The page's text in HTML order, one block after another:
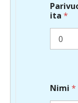
ita *
Nimi *